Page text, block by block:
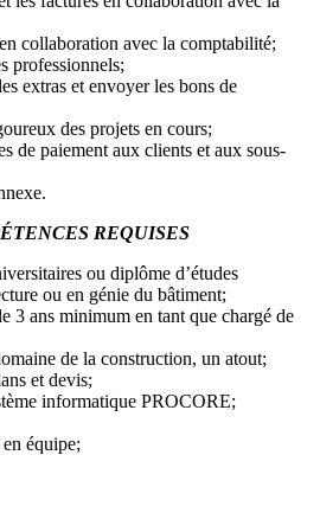
collaboration avec la comptabilité;
professionnels;
extras et envoyer les bons de
des projets en cours;
de paiement aux clients et aux sous-
REQUISES
ou diplôme d’études
ou en génie du bâtiment;
3 ans minimum en tant que chargé de
de la construction, un atout;
et devis;
informatique PROCORE;
équipe;